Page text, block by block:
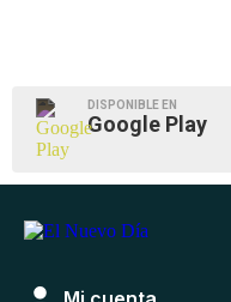
DISPONIBLE EN
Google Play